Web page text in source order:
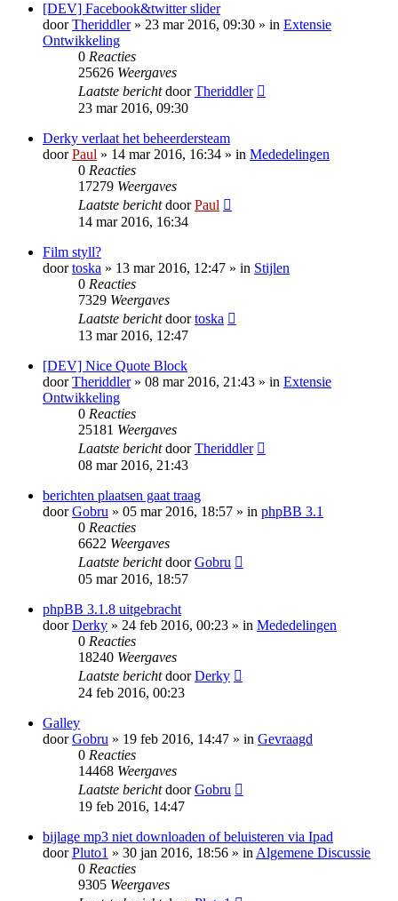
[DEV] Facebook&twitter slider
doorTheriddler» 23 mar 2016, 09:30 » in Extensie
Ontwikkeling
0 Reacties
25626 Weergaves
Laatste berichtdoorTheriddler
23 mar 2016, 09:30
Derky verlaat het beheerdersteam
doorPaul » 14 mar 2016, 16:34 » in Mededelingen
0 Reacties
17279 Weergaves
Laatste berichtdoorPaul
14 mar 2016, 16:34
Film styll?
doortoska » 13 mar 2016, 12:47 » in Stijlen
0 Reacties
7329 Weergaves
Laatste berichtdoortoska
13 mar 2016, 12:47
[DEV] Nice Quote Block
doorTheriddler» 08 mar 2016, 21:43 » in Extensie
Ontwikkeling
0 Reacties
25181 Weergaves
Laatste berichtdoorTheriddler
08 mar 2016, 21:43
berichten plaatsen gaat traag
doorGobru » 05 mar 2016, 18:57 » in phpBB 3.1
0 Reacties
6622 Weergaves
Laatste berichtdoorGobru
05 mar 2016, 18:57
phpBB 3.1.8 uitgebracht
doorDerky » 24 feb 2016, 00:23 » in Mededelingen
0 Reacties
18240 Weergaves
Laatste berichtdoorDerky
24 feb 2016, 00:23
Galley
doorGobru » 19 feb 2016, 14:47 » in Gevraagd
0 Reacties
14468 Weergaves
Laatste berichtdoorGobru
19 feb 2016, 14:47
bijlage mp3 niet downloaden of beluisteren via Ipad
doorPluto1 » 30 jan 2016, 18:56 » inAlgemene Discussie
0 Reacties
9305 Weergaves